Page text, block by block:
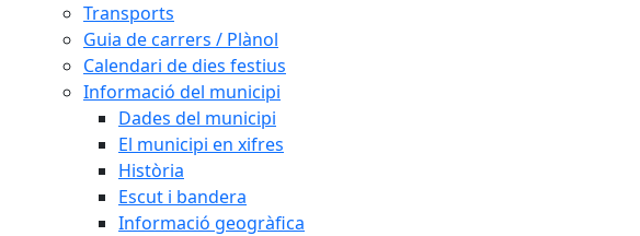
Transports
Guia de carrers / Plànol
Calendari de dies festius
Informació del municipi
Dades del municipi
El municipi en xifres
Història
Escut i bandera
Informació geogràfica